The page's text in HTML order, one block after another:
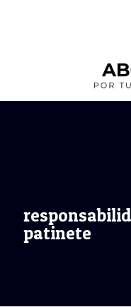
patinete